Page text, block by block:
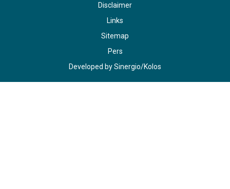
Disclaimer
Links
Sitemap
Pers
Developed bySinergio/Kolos